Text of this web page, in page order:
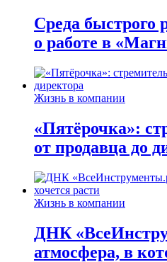
Среда быстрого
о работе в
Жизнь в компании
«Пятёрочка»:
от продавца до
Жизнь в компании
ДНК
атмосфера, в